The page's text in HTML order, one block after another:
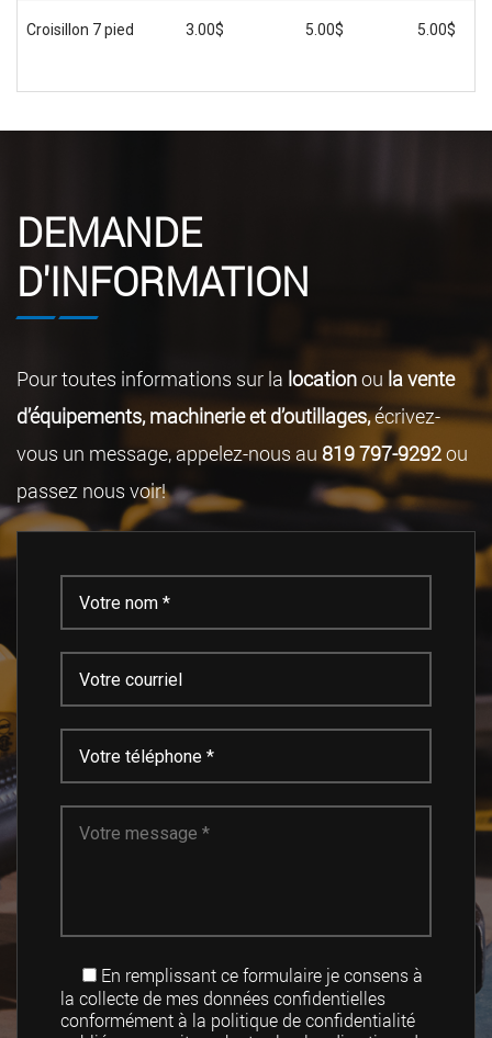
Croisillon 7 pied 3.00$ 5.00$ 5.00$
DEMANDE
D'INFORMATION
Pour toutes informations sur la locationou la vente
d’équipements, machinerie et d’outillages,écrivez-
vous un message, appelez-nous au 819 797-9292ou
passez nous voir!
En remplissant ce formulaire je consens à
la collecte de mes données confidentielles
conformément à la politique de confidentialité